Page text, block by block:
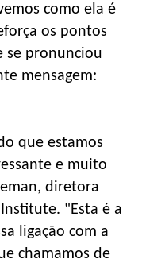
como ela é
os pontos
se pronunciou
mensagem:
que estamos
e muito
diretora
"Esta é a
ligação com a
chamamos de